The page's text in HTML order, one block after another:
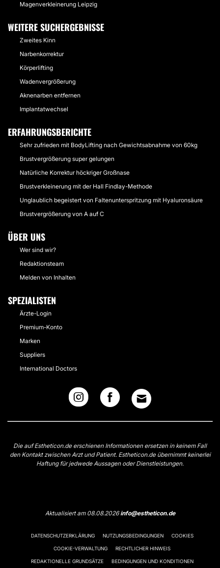
Magenverkleinerung Leipzig
WEITERE SUCHERGEBNISSE
Zweites Kinn
Narbenkorrektur
Körperlifting
Wadenvergrößerung
Aknenarben entfernen
Implantatwechsel
ERFAHRUNGSBERICHTE
Sehr zufrieden mit BodyLifting nach Gewichtsabnahme von 60kg
Brustvergrößerung super gelungen
Natürliche Korrektur höckriger Großnase
Brustverkleinerung mit der Hall Findlay-Methode
Unglaublich begeistert von Faltenunterspritzung mit Hyaluronsäure
Brustvergrößerung von A auf C
ÜBER UNS
Wer sind wir?
Redaktionsteam
Melden von Inhalten
SPEZIALISTEN
Ärzte-Login
Premium-Konto
Marken
Suppliers
International Doctors
Die auf Estheticon.de erschienen Informationen ersetzen in keinem Fall
den Kontakt zwischen Arzt und Patient. Estheticon.de übernimmt keinerlei
Haftung für jedwede Aussagen oder Dienstleistungen.
Aktualisiert am 08.08.2026info@estheticon.de
DATENSCHUTZERKLÄRUNG NUTZUNGSBEDINGUNGEN COOKIES
COOKIE-VERWALTUNG RECHTLICHER HINWEIS
REDAKTIONELLE GRUNDSÄTZE BEDINGUNGEN UND KONDITIONEN